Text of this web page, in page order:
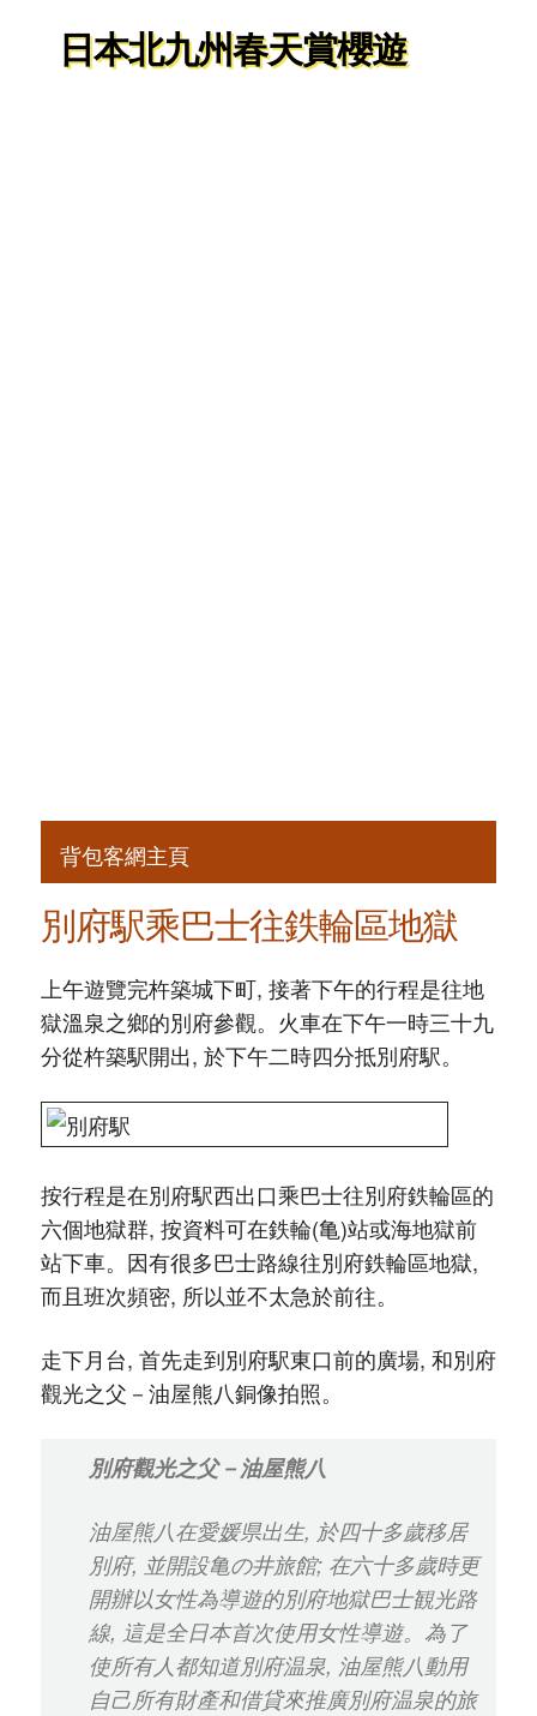
日本北九州春天賞櫻遊
背包客網主頁
別府駅乘巴士往鉄輪區地獄
上午遊覽完杵築城下町, 接著下午的行程是往地
獄溫泉之鄉的別府參觀。火車在下午一時三十九
分從杵築駅開出, 於下午二時四分抵別府駅。
按行程是在別府駅西出口乘巴士往別府鉄輪區的
六個地獄群, 按資料可在鉄輪(亀)站或海地獄前
站下車。因有很多巴士路線往別府鉄輪區地獄,
而且班次頻密, 所以並不太急於前往。
走下月台, 首先走到別府駅東口前的廣場, 和別府
觀光之父－油屋熊八銅像拍照。
別府觀光之父－油屋熊八
油屋熊八在愛媛県出生, 於四十多歲移居
別府, 並開設亀の井旅館; 在六十多歲時更
開辦以女性為導遊的別府地獄巴士観光路
線, 這是全日本首次使用女性導遊。為了
使所有人都知道別府温泉, 油屋熊八動用
自己所有財產和借貸來推廣別府温泉的旅